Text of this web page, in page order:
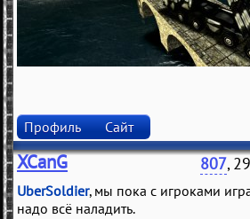
Профиль Сайт
XCanG 807,
UberSoldier, мы пока с игроками
надо всё наладить.